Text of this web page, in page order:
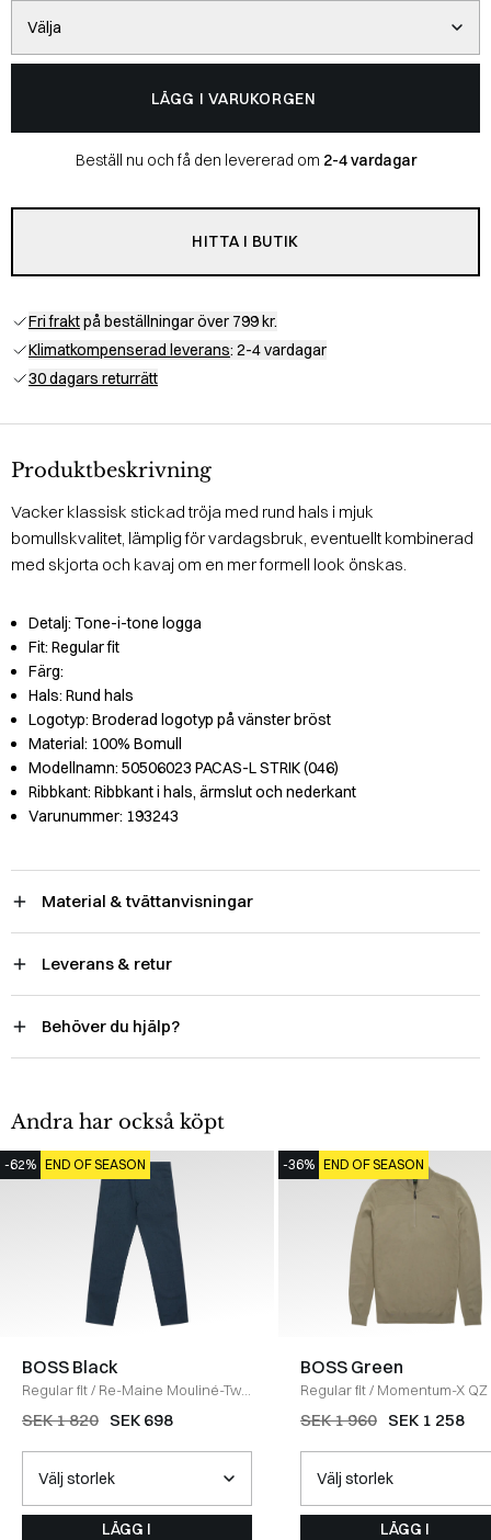
Välja
LÄGG I VARUKORGEN
Beställ nu och få den levererad om 2-4 vardagar
HITTA I BUTIK
Fri fraktpå beställningar över 799 kr.
Klimatkompenserad leverans: 2-4 vardagar
30 dagars returrätt
Produktbeskrivning
Vacker klassisk stickad tröja med rund hals i mjuk
bomullskvalitet, lämplig för vardagsbruk, eventuellt kombinerad
med skjorta och kavaj om en mer formell look önskas.
Detalj: Tone-i-tone logga
Fit: Regular fit
Färg:
Hals: Rund hals
Logotyp: Broderad logotyp på vänster bröst
Material: 100% Bomull
Modellnamn: 50506023 PACAS-L STRIK (046)
Ribbkant: Ribbkant i hals, ärmslut och nederkant
Varunummer: 193243
Material & tvättanvisningar
Leverans & retur
Behöver du hjälp?
Andra har också köpt
-62% END OF SEASON
BOSS Black
Regular fit/ Re-Maine Mouliné-Twill
Jeans
NAVY
SEK 1 820 SEK 698
LÄGG I
-36% END OF SEASON
BOSS Green
Regular fit/ Momentum-X
SAND
SEK 1 960 SEK 1 258
LÄGG I